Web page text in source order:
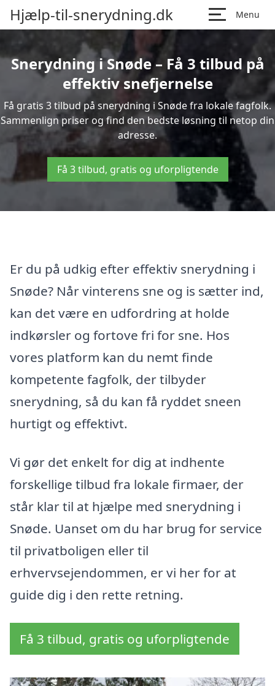
Hjælp-til-snerydning.dk Menu
Snerydning i Snøde – Få 3 tilbud på
effektiv snefjernelse
Få gratis 3 tilbud på snerydning i Snøde fra lokale fagfolk.
Sammenlign priser og find den bedste løsning til netop din
adresse.
Få 3 tilbud, gratis og uforpligtende
Er du på udkig efter effektiv snerydning i
Snøde? Når vinterens sne og is sætter ind,
kan det være en udfordring at holde
indkørsler og fortove fri for sne. Hos
vores platform kan du nemt finde
kompetente fagfolk, der tilbyder
snerydning, så du kan få ryddet sneen
hurtigt og effektivt.
Vi gør det enkelt for dig at indhente
forskellige tilbud fra lokale firmaer, der
står klar til at hjælpe med snerydning i
Snøde. Uanset om du har brug for service
til privatboligen eller til
erhvervsejendommen, er vi her for at
guide dig i den rette retning.
Få 3 tilbud, gratis og uforpligtende